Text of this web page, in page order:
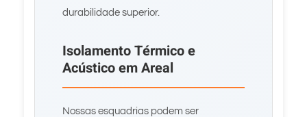
durabilidade superior.
Isolamento Térmico e
Acústico em Areal
Nossas esquadrias podem ser